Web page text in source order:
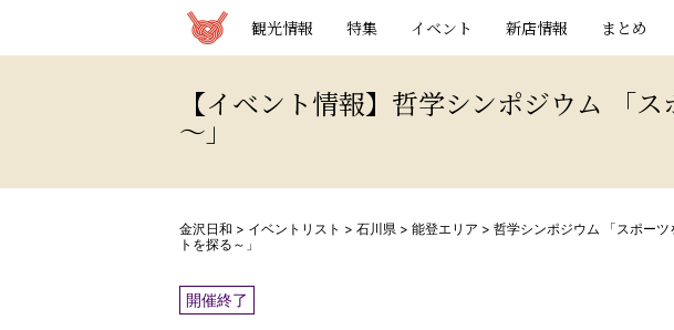
観光情報 特集 イベント 新店情報 まとめ
【イベント情報】哲学シンポジウム 「
～」
金沢日和 > イベントリスト > 石川県 > 能登エリア > 哲学シンポジウム 「スポー
トを探る～」
開催終了